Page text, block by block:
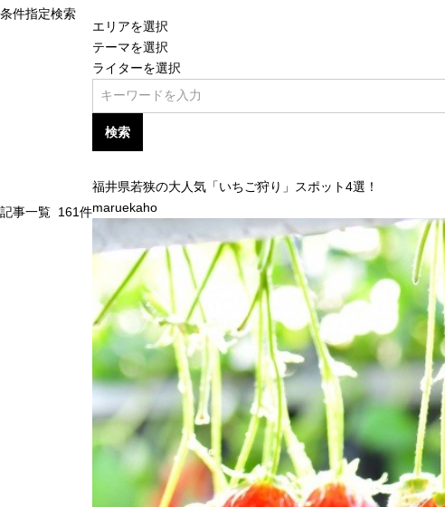
条件指定検索
エリアを選択
テーマを選択
ライターを選択
検索
記事一覧 161件
福井県若狭の大人気「いちご狩り」スポット4選！
maruekaho